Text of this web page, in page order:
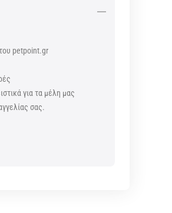
petpoint.gr
για τα μέλη μας
σας.